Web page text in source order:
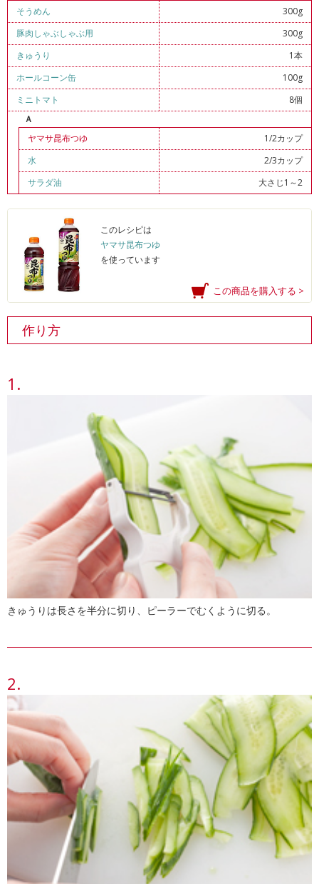
そうめん
300g
豚肉しゃぶしゃぶ用
300g
きゅうり
1本
ホールコーン缶
100g
ミニトマト
8個
Ａ
ヤマサ昆布つゆ
1/2カップ
水
2/3カップ
サラダ油
大さじ1～2
このレシピは
ヤマサ昆布つゆ
を使っています
この商品を購入する >
作り方
きゅうりは長さを半分に切り、ピーラーでむくように切る。